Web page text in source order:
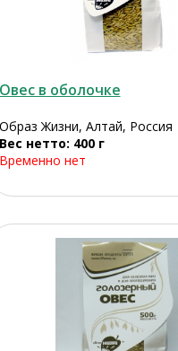
Овес в оболочке
Образ Жизни, Алтай, Россия
Вес нетто: 400 г
Временно нет